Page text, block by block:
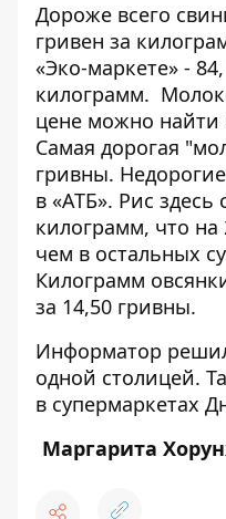
Дороже всего
гривен за
«Эко-маркете» -
килограмм.
цене можно найти
Самая дорогая
гривны.
в «АТБ». Рис здесь
килограмм, что
чем в остальных
Килограмм
за 14,50 гривны.
Информатор
одной столицей.
в супермаркетах
Маргарита